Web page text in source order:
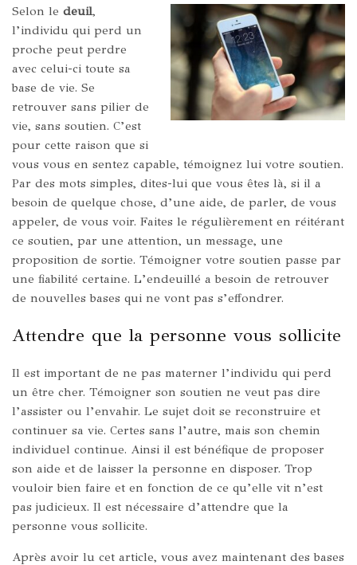
Selon le deuil,
l’individu qui perd un
proche peut perdre
avec celui-ci toute sa
base de vie. Se
retrouver sans pilier de
vie, sans soutien. C’est
pour cette raison que si
vous vous en sentez capable, témoignez lui votre soutien.
Par des mots simples, dites-lui que vous êtes là, si il a
besoin de quelque chose, d’une aide, de parler, de vous
appeler, de vous voir. Faites le régulièrement en réitérant
ce soutien, par une attention, un message, une
proposition de sortie. Témoigner votre soutien passe par
une fiabilité certaine. L’endeuillé a besoin de retrouver
de nouvelles bases qui ne vont pas s’effondrer.
Attendre que la personne vous sollicite
Il est important de ne pas materner l’individu qui perd
un être cher. Témoigner son soutien ne veut pas dire
l’assister ou l’envahir. Le sujet doit se reconstruire et
continuer sa vie. Certes sans l’autre, mais son chemin
individuel continue. Ainsi il est bénéfique de proposer
son aide et de laisser la personne en disposer. Trop
vouloir bien faire et en fonction de ce qu’elle vit n’est
pas judicieux. Il est nécessaire d’attendre que la
personne vous sollicite.
Après avoir lu cet article, vous avez maintenant des bases